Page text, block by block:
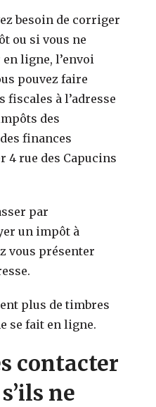
besoin de corriger
ou si vous ne
ligne, l’envoi
pouvez faire
à l’adresse
des
finances
4 rue des Capucins
par
un impôt à
vous présenter
plus de timbres
se fait en ligne.
contacter
ne